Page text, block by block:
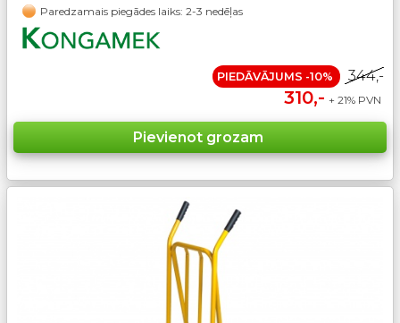
Paredzamais piegādes laiks: 2-3 nedēļas
PIEDĀVĀJUMS -10% 344,-
310,- + 21% PVN